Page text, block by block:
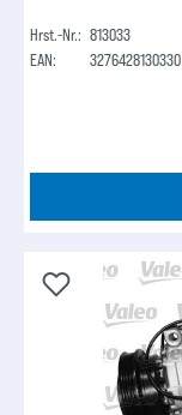
Hrst.-Nr.: 813033
EAN:
3276428130330